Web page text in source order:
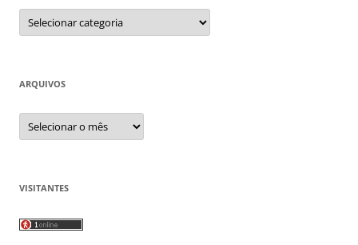
Categorias
ARQUIVOS
Arquivos
VISITANTES